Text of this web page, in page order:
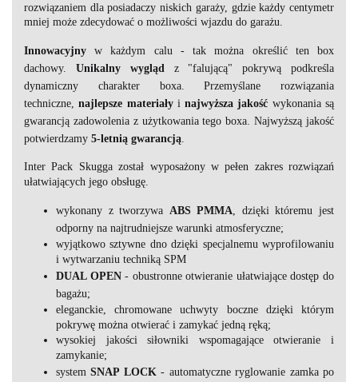
rozwiązaniem dla posiadaczy niskich garaży, gdzie każdy centymetr
mniej może zdecydować o możliwości wjazdu do garażu.
Innowacyjny
w każdym calu - tak można określić ten box
dachowy.
Unikalny wygląd
z "falującą" pokrywą podkreśla
dynamiczny charakter boxa. Przemyślane rozwiązania
techniczne,
najlepsze materiały i najwyższa jakość wykonania są
gwarancją zadowolenia z użytkowania tego boxa. Najwyższą jakość
potwierdzamy 5-letnią gwarancją
Inter Pack Skugga został wyposażony w pełen zakres rozwiązań
ułatwiających jego obsługę.
wykonany z tworzywa ABS PMMA , dzięki któremu jest
odporny na najtrudniejsze warunki atmosferyczne;
wyjątkowo sztywne dno dzięki specjalnemu wyprofilowaniu
i wytwarzaniu techniką SPM
DUAL OPEN - obustronne otwieranie ułatwiające dostęp do
bagażu;
eleganckie, chromowane uchwyty boczne dzięki którym
pokrywę można otwierać i zamykać jedną ręką;
wysokiej jakości siłowniki wspomagające otwieranie i
zamykanie;
system SNAP LOCK - automatyczne ryglowanie zamka po